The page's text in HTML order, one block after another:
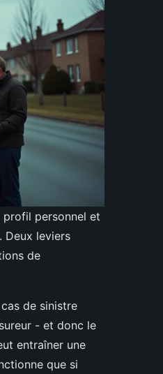
personnel et
Deux leviers
de
de sinistre
- et donc le
entraîner une
que si